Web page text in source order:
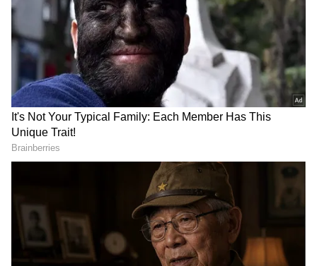
ಚಾಲಕನ ನಿಯಂತ್ರಣ ತಪ್ಪಿ ಸವೀರ್‍ಸ್‌ ರಸ್ತೆಗೆ ನುಗ್ಗಿದ ಟ್ರಕ್‌:
ಚಾಲಕನ ನಿಯಂತ್ರಣ ತಪ್ಪಿ ಕಂಟೈನರ್‌ ಟ್ರಕ್‌ ಸವೀರ್‍ಸ್‌ ರಸ್ತೆಗೆ
ನುಗ್ಗಿದ ಘಟನೆ ತಾಲೂಕಿನ ಸಂಕಲಗೆರೆ ಗೇಟ್‌ ಬಳಿ
ಬೆಂಗಳೂರು-ಮೈಸೂರು ಎಕ್ಸ್‌ಪ್ರೆಸ್‌ ಹೈವೇನಲ್ಲಿ ನಡೆದಿದ್ದು,
DOWNLOAD APP